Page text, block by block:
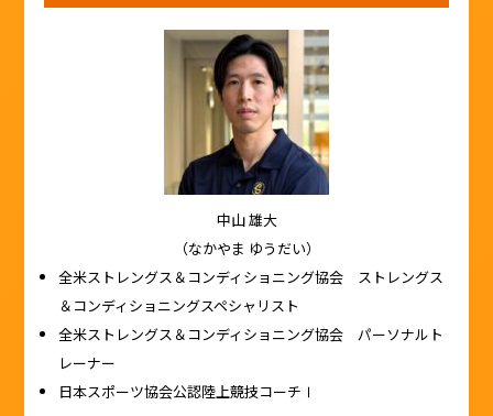
中山 雄大
（なかやま ゆうだい）
全米ストレングス＆コンディショニング協会 ストレングス
＆コンディショニングスペシャリスト
全米ストレングス＆コンディショニング協会 パーソナルト
レーナー
日本スポーツ協会公認陸上競技コーチⅠ